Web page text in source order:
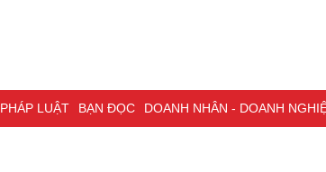
LUẬT BẠN ĐỌC DOANH NHÂN - DOANH NGHIỆP
QUYẾT 57